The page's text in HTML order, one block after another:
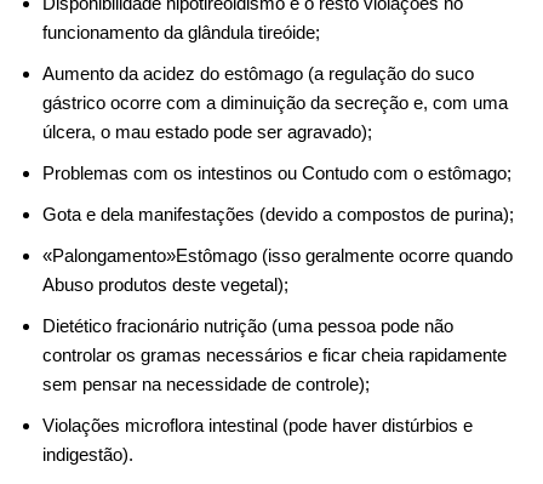
funcionamento da glândula tireóide;
Aumento da acidez do estômago (a regulação do suco
gástrico ocorre com a diminuição da secreção e, com uma
úlcera, o mau estado pode ser agravado);
Problemas com os intestinos ou Contudo com o estômago;
Gota e dela manifestações (devido a compostos de purina);
«Рalongamento»Estômago (isso geralmente ocorre quando
Abuso produtos deste vegetal);
Dietético fracionário nutrição (uma pessoa pode não
controlar os gramas necessários e ficar cheia rapidamente
sem pensar na necessidade de controle);
Violações microflora intestinal (pode haver distúrbios e
indigestão).